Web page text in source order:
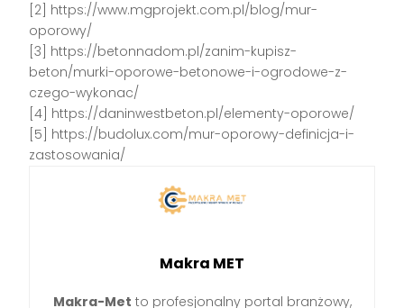
[2] https://www.mgprojekt.com.pl/blog/mur-
oporowy/
[3] https://betonnadom.pl/zanim-kupisz-
beton/murki-oporowe-betonowe-i-ogrodowe-z-
czego-wykonac/
[4] https://daninwestbeton.pl/elementy-oporowe/
[5] https://budolux.com/mur-oporowy-definicja-i-
zastosowania/
Makra MET
Makra-Met to profesjonalny portal branżowy,